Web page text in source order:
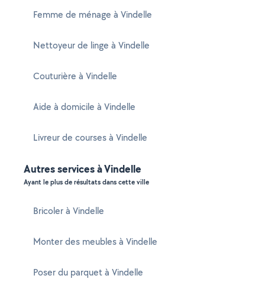
Femme de ménage à Vindelle
Nettoyeur de linge à Vindelle
Couturière à Vindelle
Aide à domicile à Vindelle
Livreur de courses à Vindelle
Autres services à Vindelle
Ayant le plus de résultats dans cette ville
Bricoler à Vindelle
Monter des meubles à Vindelle
Poser du parquet à Vindelle